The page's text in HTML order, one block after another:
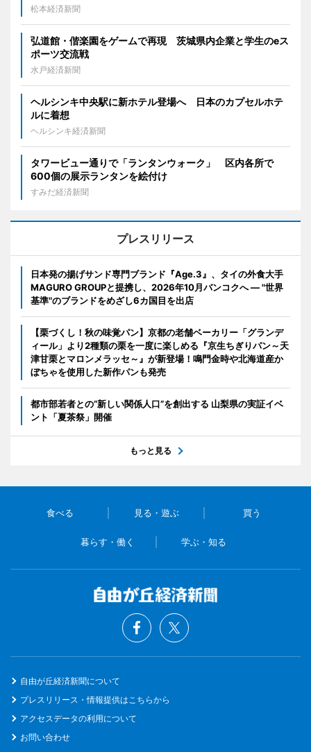
松本経済新聞
弘道館・偕楽園をゲームで再現 茨城県内企業と学生のeス
ポーツ交流戦
水戸経済新聞
ヘルシンキ中央駅に新ホテル登場へ 日本のカプセルホテ
ルに着想
ヘルシンキ経済新聞
タワービュー通りで「ランタンウォーク」 区内各所で
600個の展示ランタンを絵付け
すみだ経済新聞
プレスリリース
日本発の揚げサンド専門ブランド『Age.3』、タイの外食大手
MAGURO GROUPと提携し、2026年10月バンコクへ ― "世界
基準"のブランドをめざし6カ国目を出店
【栗づくし！秋の味覚パン】京都の老舗ベーカリー「グランデ
ィール」より2種類の栗を一度に楽しめる『京生ちぎりパン～天
津甘栗とマロンメラッセ～』が新登場！鳴門金時や北海道産か
ぼちゃを使用した新作パンも発売
都市部若者との“新しい関係人口”を創出する 山梨県の実証イベ
ント「夏茶祭」開催
もっと見る
食べる 見る・遊ぶ 買う
暮らす・働く 学ぶ・知る
自由が丘経済新聞について
プレスリリース・情報提供はこちらから
アクセスデータの利用について
お問い合わせ